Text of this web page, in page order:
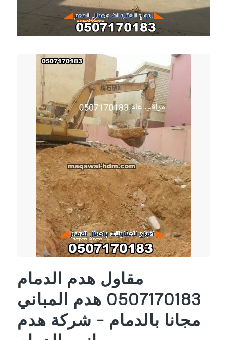
مقاول هدم الدمام
0507170183 هدم المباني
مجانا بالدمام – شركة هدم